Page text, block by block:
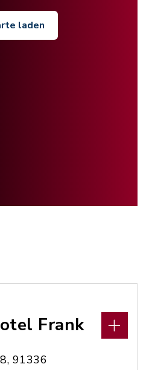
laden
Frank
91336